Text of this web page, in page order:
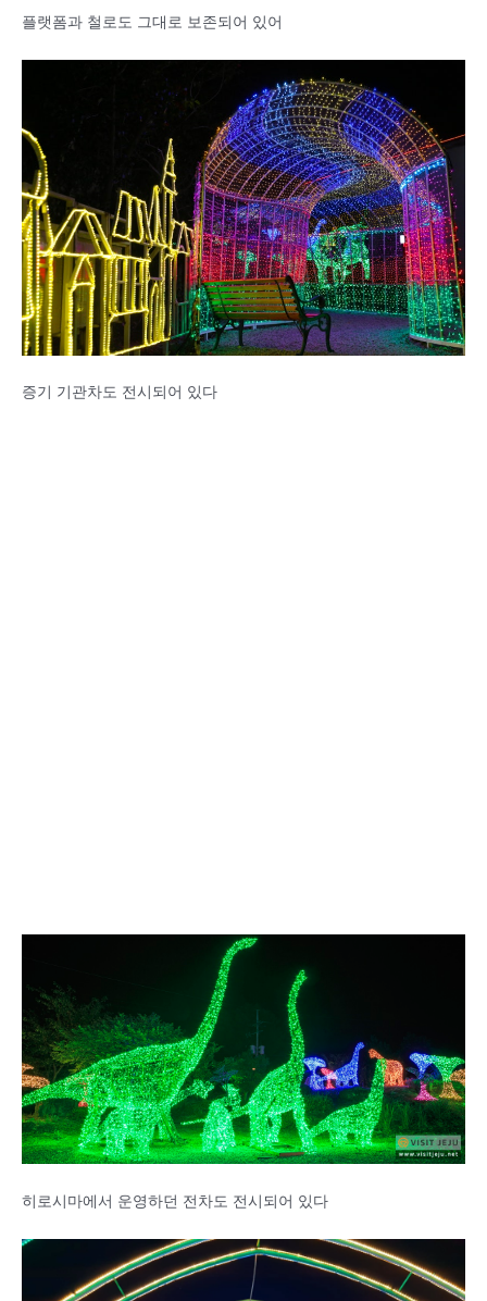
플랫폼과 철로도 그대로 보존되어 있어
증기 기관차도 전시되어 있다
히로시마에서 운영하던 전차도 전시되어 있다